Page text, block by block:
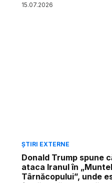
15.07.2026
ȘTIRI EXTERNE
Donald Trump spune
ataca Iranul în
Târnăcopului”, unde